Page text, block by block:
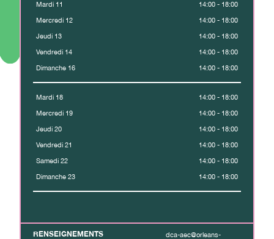
Mardi 11 14:00 - 18:00
Mercredi 12 14:00 - 18:00
Jeudi 13 14:00 - 18:00
Vendredi 14 14:00 - 18:00
Dimanche 16 14:00 - 18:00
Mardi 18 14:00 - 18:00
Mercredi 19 14:00 - 18:00
Jeudi 20 14:00 - 18:00
Vendredi 21 14:00 - 18:00
Samedi 22 14:00 - 18:00
Dimanche 23 14:00 - 18:00
RENSEIGNEMENTS
dca-aec@orleans-